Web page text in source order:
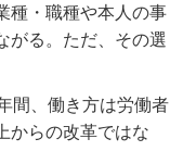
種・職種や本人の事
がる。ただ、その選
間、働き方は労働者
からの改革ではな